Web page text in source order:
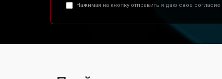
Нажимая на кнопку отправить я даю свое согласие